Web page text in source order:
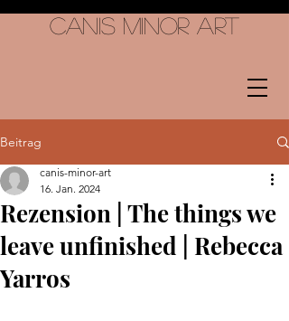
Canis Minor Art
Beitrag
Rezension | The things we
leave unfinished | Rebecca
Yarros
canis-minor-art
16. Jan. 2024